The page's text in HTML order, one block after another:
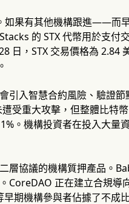
如果有其他機構跟進——而
的 STX 代幣用於支
日，STX 交易價格為 2.84
引入智慧合約風險、驗證
受重大攻擊，但整體比
。機構投資者在投入大量
層協議的機構質押產品。
CoreDAO 正在建立合規
期機構參與者佔據了不成